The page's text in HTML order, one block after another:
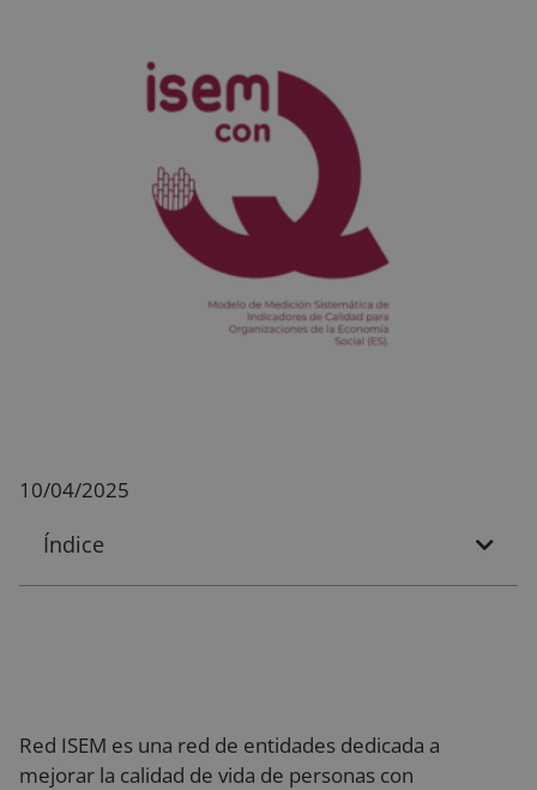
10/04/2025
Índice
Red ISEM es una red de entidades dedicada a
mejorar la calidad de vida de personas con